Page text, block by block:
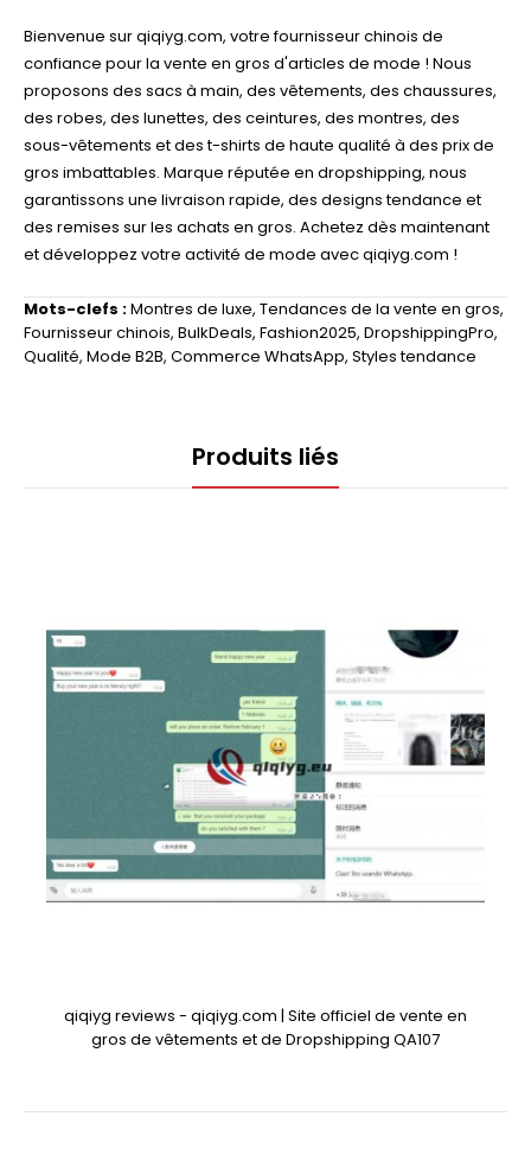
Bienvenue sur qiqiyg.com, votre fournisseur chinois de
confiance pour la vente en gros d'articles de mode ! Nous
proposons des sacs à main, des vêtements, des chaussures,
des robes, des lunettes, des ceintures, des montres, des
sous-vêtements et des t-shirts de haute qualité à des prix de
gros imbattables. Marque réputée en dropshipping, nous
garantissons une livraison rapide, des designs tendance et
des remises sur les achats en gros. Achetez dès maintenant
et développez votre activité de mode avec qiqiyg.com !
Mots-clefs :Montres de luxe, Tendances de la vente en gros,
Fournisseur chinois, BulkDeals, Fashion2025, DropshippingPro,
Qualité, Mode B2B, Commerce WhatsApp, Styles tendance
Produits liés
qiqiyg reviews - qiqiyg.com | Site officiel de vente en
gros de vêtements et de Dropshipping QA107